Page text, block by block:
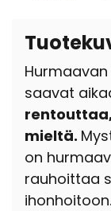
saavat
mieltä.
on
rauhoittaa
ihonhoitoon.